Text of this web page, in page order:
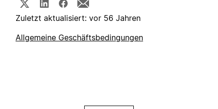
Zuletzt aktualisiert: vor 56 Jahren
Allgemeine Geschäftsbedingungen